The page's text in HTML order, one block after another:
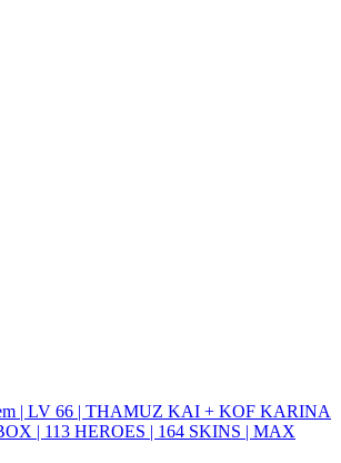
| LV 66 | THAMUZ KAI + KOF KARINA
| 113 HEROES | 164 SKINS | MAX